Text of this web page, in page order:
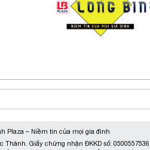
Plaza – Niềm tin của mọi gia đình
Giấy chứng nhận ĐKKD số: 0500557536